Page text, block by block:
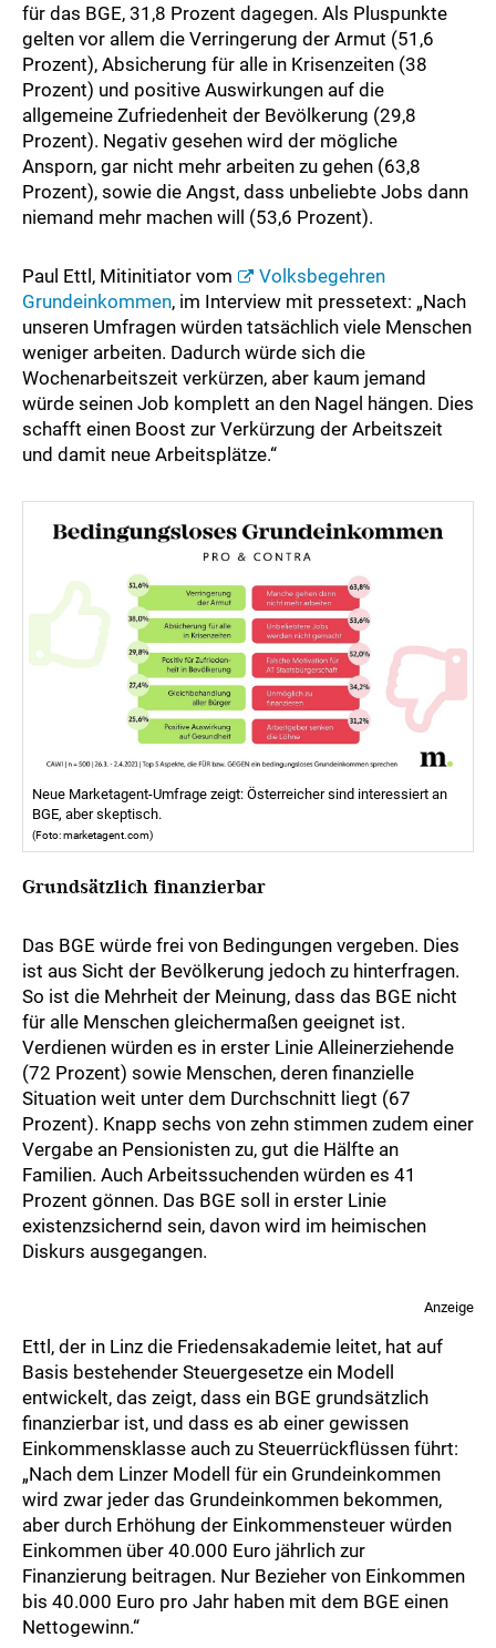
für das BGE, 31,8 Prozent dagegen. Als Pluspunkte
gelten vor allem die Verringerung der Armut (51,6
Prozent), Absicherung für alle in Krisenzeiten (38
Prozent) und positive Auswirkungen auf die
allgemeine Zufriedenheit der Bevölkerung (29,8
Prozent). Negativ gesehen wird der mögliche
Ansporn, gar nicht mehr arbeiten zu gehen (63,8
Prozent), sowie die Angst, dass unbeliebte Jobs dann
niemand mehr machen will (53,6 Prozent).
Paul Ettl, Mitinitiator vom
Volksbegehren
Grundeinkommen, im Interview mit pressetext: „Nach
unseren Umfragen würden tatsächlich viele Menschen
weniger arbeiten. Dadurch würde sich die
Wochenarbeitszeit verkürzen, aber kaum jemand
würde seinen Job komplett an den Nagel hängen. Dies
schafft einen Boost zur Verkürzung der Arbeitszeit
und damit neue Arbeitsplätze.“
Neue Marketagent-Umfrage zeigt: Österreicher sind interessiert an
BGE, aber skeptisch.
(Foto: marketagent.com)
Grundsätzlich finanzierbar
Das BGE würde frei von Bedingungen vergeben. Dies
ist aus Sicht der Bevölkerung jedoch zu hinterfragen.
So ist die Mehrheit der Meinung, dass das BGE nicht
für alle Menschen gleichermaßen geeignet ist.
Verdienen würden es in erster Linie Alleinerziehende
(72 Prozent) sowie Menschen, deren finanzielle
Situation weit unter dem Durchschnitt liegt (67
Prozent). Knapp sechs von zehn stimmen zudem einer
Vergabe an Pensionisten zu, gut die Hälfte an
Familien. Auch Arbeitssuchenden würden es 41
Prozent gönnen. Das BGE soll in erster Linie
existenzsichernd sein, davon wird im heimischen
Diskurs ausgegangen.
Anzeige
Ettl, der in Linz die Friedensakademie leitet, hat auf
Basis bestehender Steuergesetze ein Modell
entwickelt, das zeigt, dass ein BGE grundsätzlich
finanzierbar ist, und dass es ab einer gewissen
Einkommensklasse auch zu Steuerrückflüssen führt:
„Nach dem Linzer Modell für ein Grundeinkommen
wird zwar jeder das Grundeinkommen bekommen,
aber durch Erhöhung der Einkommensteuer würden
Einkommen über 40.000 Euro jährlich zur
Finanzierung beitragen. Nur Bezieher von Einkommen
bis 40.000 Euro pro Jahr haben mit dem BGE einen
Nettogewinn.“